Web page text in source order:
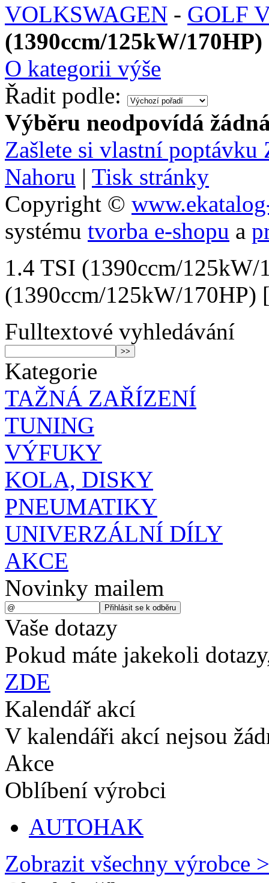
VOLKSWAGEN - GOLF
(1390ccm/125kW/
O kategorii výše
Řadit podle:
Výběru neodpovídá
Zašlete si vlastní poptávku
Nahoru | Tisk stránky
Copyright ©
systému tvorba e-shopu a
1.4 TSI (1390ccm/
(1390ccm/125kW/170HP)
Fulltextové vyhledávání
Kategorie
TAŽNÁ ZAŘÍZENÍ
TUNING
VÝFUKY
KOLA, DISKY
PNEUMATIKY
UNIVERZÁLNÍ DÍLY
AKCE
Novinky mailem
Vaše dotazy
Pokud máte jakekoli
ZDE
Kalendář akcí
V kalendáři akcí nejsou
Akce
Oblíbení výrobci
AUTOHAK
Zobrazit všechny výrobce